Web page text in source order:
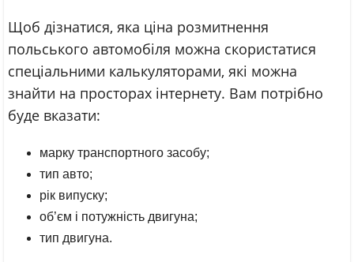
Щоб дізнатися, яка ціна розмитнення
польського автомобіля можна скористатися
спеціальними калькуляторами, які можна
знайти на просторах інтернету. Вам потрібно
буде вказати:
марку транспортного засобу;
тип авто;
рік випуску;
об’єм і потужність двигуна;
тип двигуна.